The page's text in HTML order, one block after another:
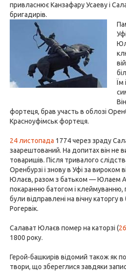
привласнює Канзафару Усаеву і
бригадирів.
Уфі
Їм
фортеця, брав участь в облозі
Красноуфімськ фортеця.
24 листопада 1774 через зраду
заарештований. На допитах він не
товаришів. Після тривалого
Оренбурзі і знову в Уфі за вироком
Юлаєв, разом з батьком — Юлаем
покаранню батогом і клеймуванню,
були відправлені на вічну каторгу
Рогервік.
Салават Юлаєв помер на каторзі (
1800 року.
Герой-башкирів відомий також як
твори, що збереглися завдяки